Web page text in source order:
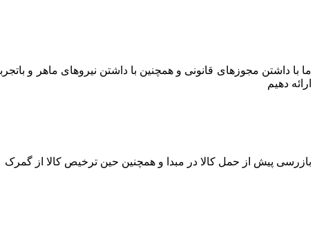
ما با داشتن مجوزهای قانونی و همچنین با داشتن نیروهای ماهر و
ارائه دهیم
بازرسی پیش از حمل کالا در مبدا و همچنین حین ترخیص کالا از گمرک